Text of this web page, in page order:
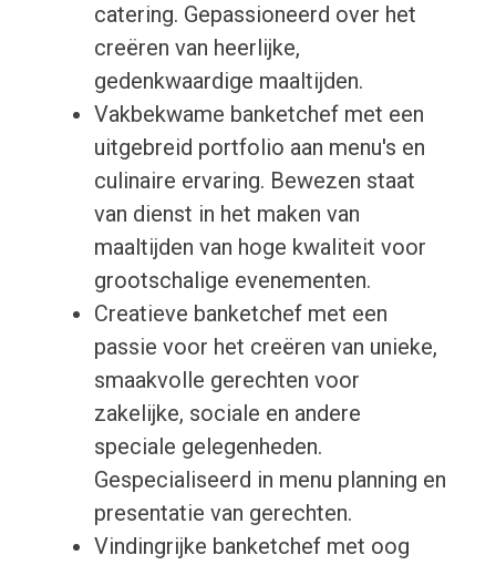
catering. Gepassioneerd over het
creëren van heerlijke,
gedenkwaardige maaltijden.
Vakbekwame banketchef met een
uitgebreid portfolio aan menu's en
culinaire ervaring. Bewezen staat
van dienst in het maken van
maaltijden van hoge kwaliteit voor
grootschalige evenementen.
Creatieve banketchef met een
passie voor het creëren van unieke,
smaakvolle gerechten voor
zakelijke, sociale en andere
speciale gelegenheden.
Gespecialiseerd in menu planning en
presentatie van gerechten.
Vindingrijke banketchef met oog